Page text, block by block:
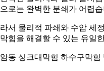
로는 완벽한 분쇄가 어렵
서 물리적 파쇄와 수압 세
힘을 해결할 수 있는 유일
동 싱크대막힘 하수구막힘